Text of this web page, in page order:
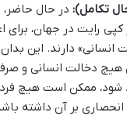
تکامل): در حال حاضر،
کپی رایت در جهان،
انسانی» دارند. این
هیچ دخالت انسانی و
ممکن است هیچ فرد
بر آن داشته